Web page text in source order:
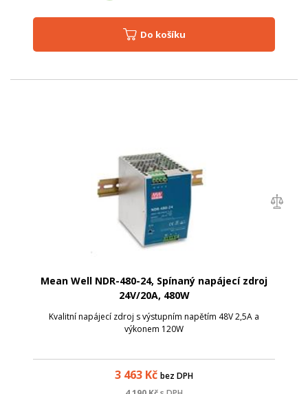
Do košíku
Mean Well NDR-480-24, Spínaný napájecí zdroj
24V/20A, 480W
Kvalitní napájecí zdroj s výstupním napětím 48V 2,5A a
výkonem 120W
3 463 Kč bez DPH